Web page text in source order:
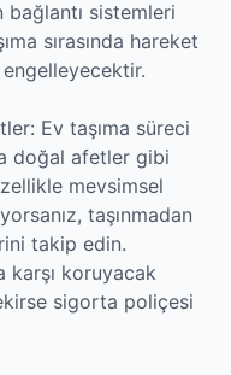
sistemleri
sırasında hareket
Ev taşıma süreci
doğal afetler gibi
mevsimsel
taşınmadan
takip edin.
karşı koruyacak
sigorta poliçesi